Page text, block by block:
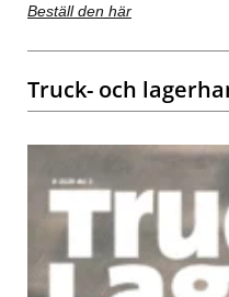
Beställ den här
Truck- och